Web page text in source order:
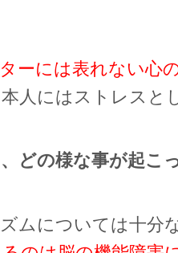
ーには表れない心
人にはストレスと
どの様な事が起こ
ムについては十分